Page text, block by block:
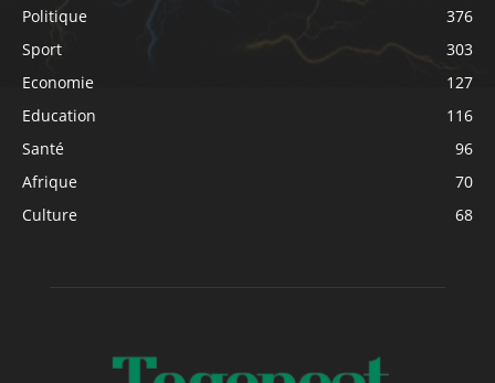
Politique
376
Sport
303
Economie
127
Education
116
Santé
96
Afrique
70
Culture
68